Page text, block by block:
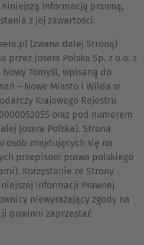
informacją prawną,
z jej zawartości.
(zwana dalej Stroną)
przez Josera Polska Sp. z o.o. z
Tomyśl, wpisaną do
– Nowe Miasto i Wilda w
Krajowego Rejestru
oraz pod numerem
Josera Polska). Strona
osób znajdujących się na
przepisom prawa polskiego
Korzystanie ze Strony
Informacji Prawnej
niewyrażający zgody na
powinni zaprzestać